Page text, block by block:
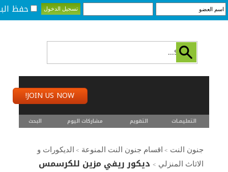
حفظ
JOIN US NOW!
التعليمـــات التقويم مشاركات اليوم البحث
جنون النت > اقسام جنون النت المنوعة >
الديكورات و
الاثاث المنزلي > ديكور ريفي مزين للكرسمس